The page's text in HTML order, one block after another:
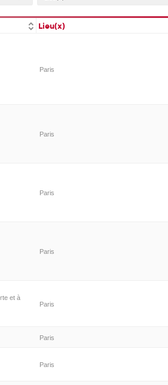
Lieu(x)
Paris
Paris
Paris
Paris
et à
Paris
Paris
Paris